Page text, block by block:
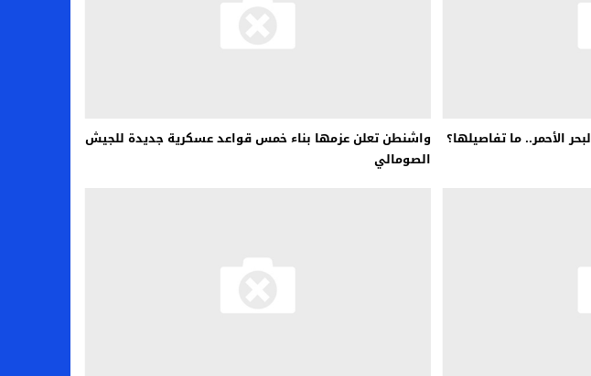
الأحمر.. ما تفاصيلها؟
واشنطن تعلن عزمها بناء خمس قواعد عسكرية جديدة للجيش
الصومالي